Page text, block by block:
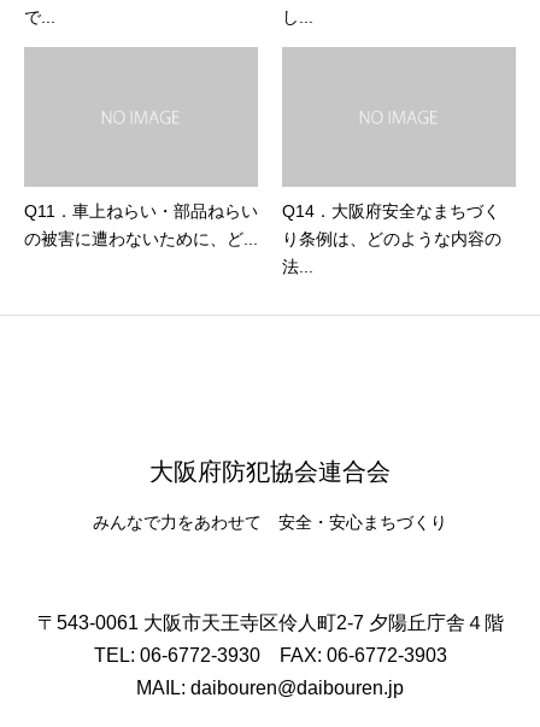
で...
し...
Q11．車上ねらい・部品ねらい
の被害に遭わないために、ど...
Q14．大阪府安全なまちづく
り条例は、どのような内容の
法...
大阪府防犯協会連合会
みんなで力をあわせて 安全・安心まちづくり
〒543-0061 大阪市天王寺区伶人町2-7 夕陽丘庁舎４階
TEL: 06-6772-3930 FAX: 06-6772-3903
MAIL: daibouren@daibouren.jp